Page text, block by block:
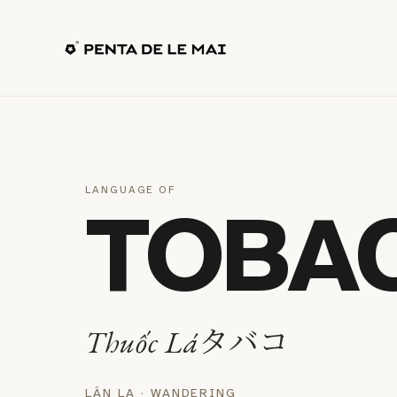
LANGUAGE OF
Thuốc Láタバコ
LÂN LA · WANDERING